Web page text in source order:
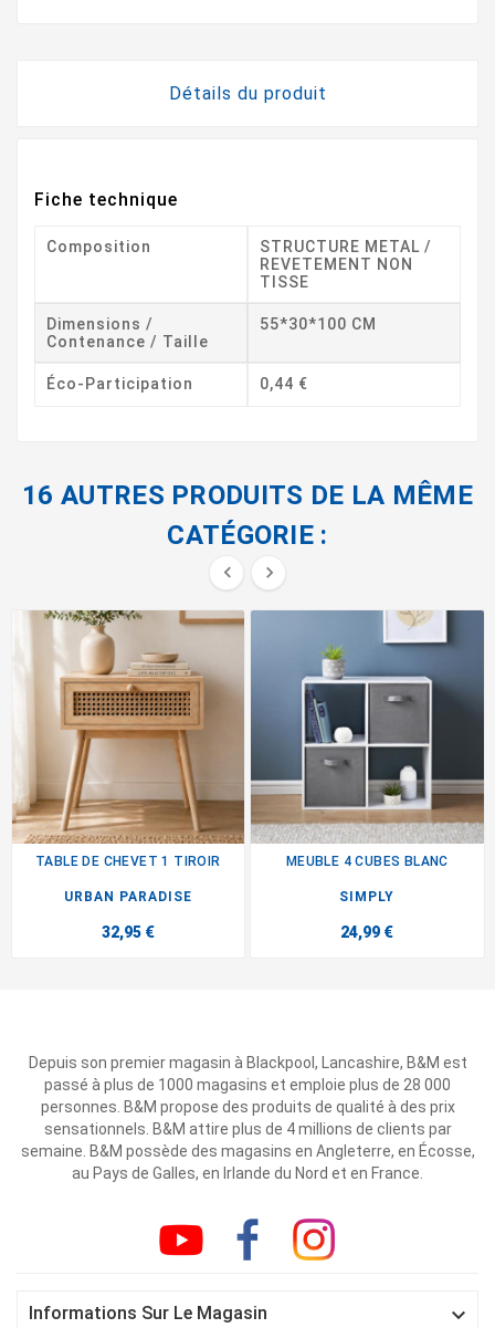
Détails du produit
Fiche technique
Composition
STRUCTURE METAL /
REVETEMENT NON
TISSE
Dimensions /
Contenance / Taille
55*30*100 CM
Éco-Participation 0,44 €
16 AUTRES PRODUITS DE LA MÊME
CATÉGORIE :
 
TABLE DE CHEVET 1 TIROIR
URBAN PARADISE
32,95 €
MEUBLE 4 CUBES BLANC
SIMPLY
24,99 €
Depuis son premier magasin à Blackpool, Lancashire, B&M est
passé à plus de 1000 magasins et emploie plus de 28 000
personnes. B&M propose des produits de qualité à des prix
sensationnels. B&M attire plus de 4 millions de clients par
semaine. B&M possède des magasins en Angleterre, en Écosse,
au Pays de Galles, en Irlande du Nord et en France.
Informations Sur Le Magasin 